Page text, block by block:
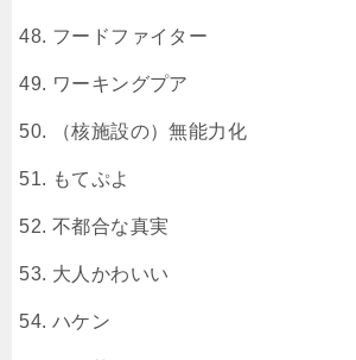
フードファイター
ワーキングプア
（核施設の）無能力化
もてぷよ
不都合な真実
大人かわいい
ハケン